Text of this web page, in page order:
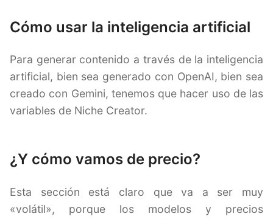
Cómo usar la inteligencia artificial
Para generar contenido a través de la inteligencia
artificial, bien sea generado con OpenAI, bien sea
creado con Gemini, tenemos que hacer uso de las
variables de Niche Creator.
¿Y cómo vamos de precio?
Esta sección está claro que va a ser muy
«volátil», porque los modelos y precios